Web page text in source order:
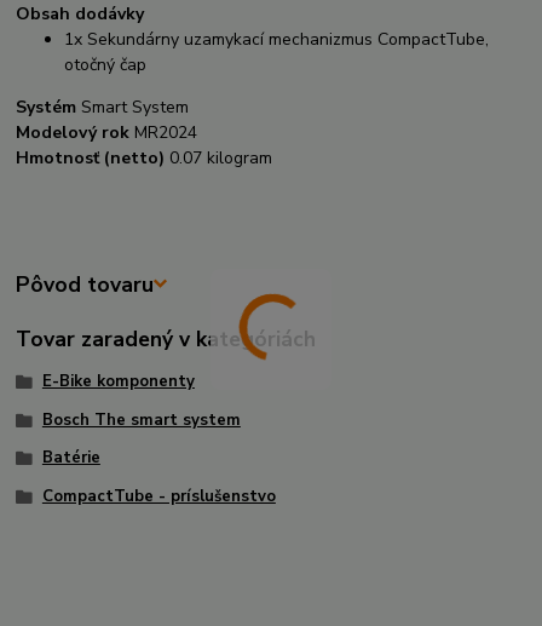
Obsah dodávky
1x Sekundárny uzamykací mechanizmus CompactTube,
otočný čap
Systém Smart System
Modelový rok MR2024
Hmotnosť (netto) 0.07 kilogram
Pôvod tovaru
Tovar zaradený v kategóriách
E-Bike komponenty
Bosch The smart system
Batérie
CompactTube - príslušenstvo